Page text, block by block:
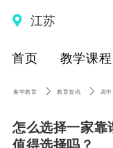
江苏
首页 教学课程
秦学教育 教育资讯 高中
怎么选择一家靠
值得选择吗？